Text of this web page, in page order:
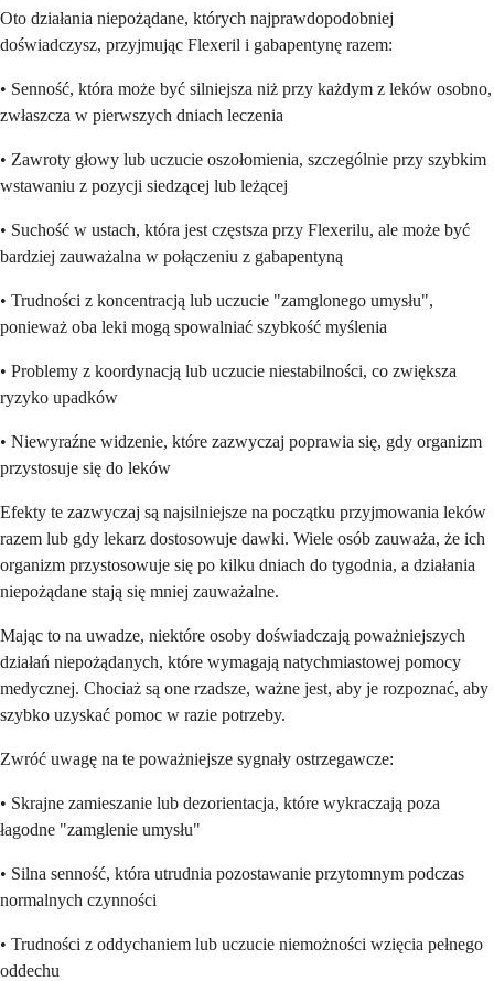
Oto działania niepożądane, których najprawdopodobniej
doświadczysz, przyjmując Flexeril i gabapentynę razem:
• Senność, która może być silniejsza niż przy każdym z leków osobno,
zwłaszcza w pierwszych dniach leczenia
• Zawroty głowy lub uczucie oszołomienia, szczególnie przy szybkim
wstawaniu z pozycji siedzącej lub leżącej
• Suchość w ustach, która jest częstsza przy Flexerilu, ale może być
bardziej zauważalna w połączeniu z gabapentyną
• Trudności z koncentracją lub uczucie "zamglonego umysłu",
ponieważ oba leki mogą spowalniać szybkość myślenia
• Problemy z koordynacją lub uczucie niestabilności, co zwiększa
ryzyko upadków
• Niewyraźne widzenie, które zazwyczaj poprawia się, gdy organizm
przystosuje się do leków
Efekty te zazwyczaj są najsilniejsze na początku przyjmowania leków
razem lub gdy lekarz dostosowuje dawki. Wiele osób zauważa, że ich
organizm przystosowuje się po kilku dniach do tygodnia, a działania
niepożądane stają się mniej zauważalne.
Mając to na uwadze, niektóre osoby doświadczają poważniejszych
działań niepożądanych, które wymagają natychmiastowej pomocy
medycznej. Chociaż są one rzadsze, ważne jest, aby je rozpoznać, aby
szybko uzyskać pomoc w razie potrzeby.
Zwróć uwagę na te poważniejsze sygnały ostrzegawcze:
• Skrajne zamieszanie lub dezorientacja, które wykraczają poza
łagodne "zamglenie umysłu"
• Silna senność, która utrudnia pozostawanie przytomnym podczas
normalnych czynności
• Trudności z oddychaniem lub uczucie niemożności wzięcia pełnego
oddechu